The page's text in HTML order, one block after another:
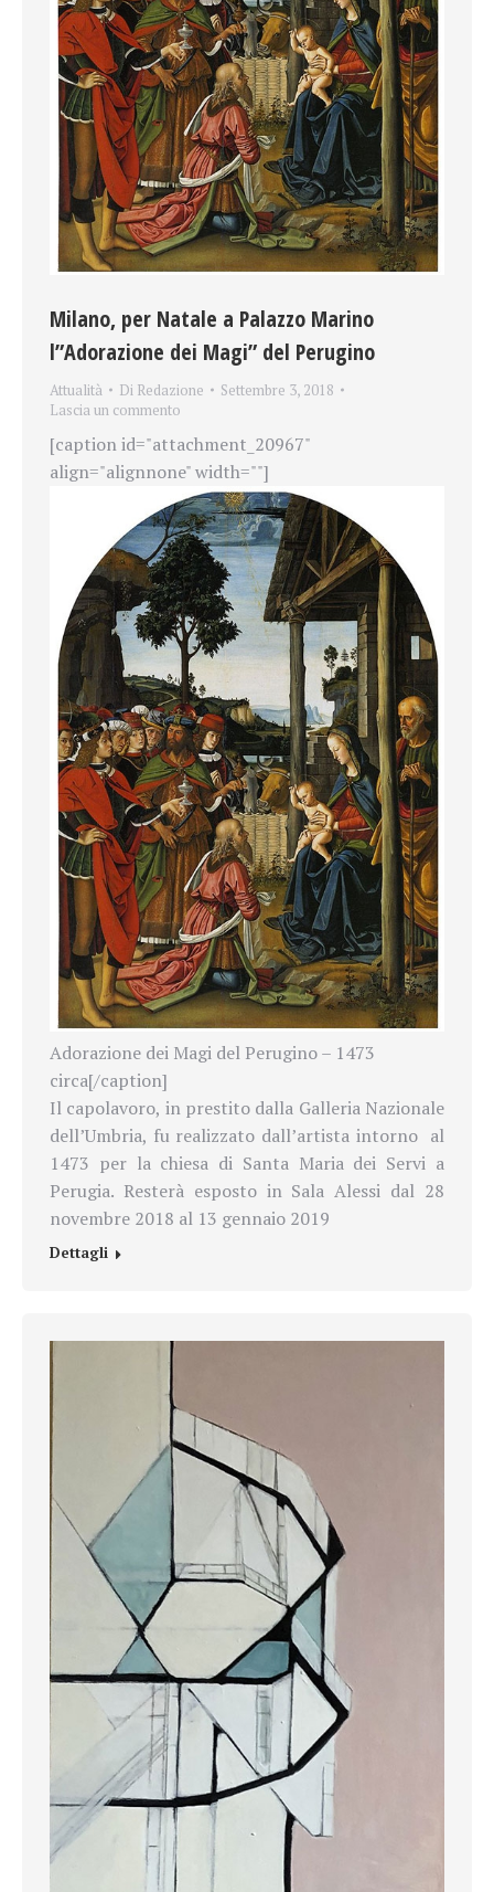
Milano, per Natale a Palazzo Marino
l”Adorazione dei Magi” del Perugino
Attualità Di Redazione
Settembre 3, 2018
Lascia un commento
[caption id="attachment_20967"
align="alignnone" width=""]
Adorazione dei Magi del Perugino – 1473
circa[/caption]
Il capolavoro, in prestito dalla Galleria Nazionale
dell’Umbria, fu realizzato dall’artista intorno al
1473 per la chiesa di Santa Maria dei Servi a
Perugia. Resterà esposto in Sala Alessi dal 28
novembre 2018 al 13 gennaio 2019
Dettagli